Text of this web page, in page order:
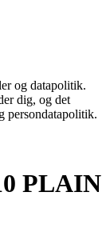
og datapolitik.
dig, og det
persondatapolitik.
PLAIN